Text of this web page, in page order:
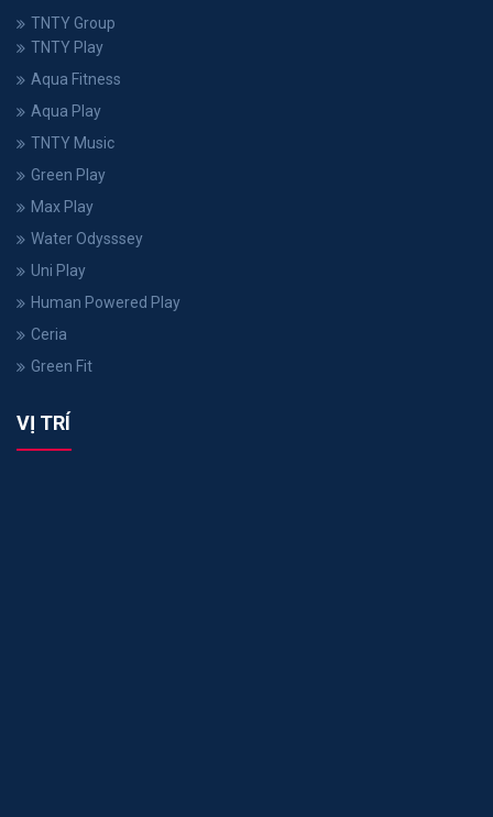
TNTY Group
TNTY Play
Aqua Fitness
Aqua Play
TNTY Music
Green Play
Max Play
Water Odysssey
Uni Play
Human Powered Play
Ceria
Green Fit
VỊ TRÍ